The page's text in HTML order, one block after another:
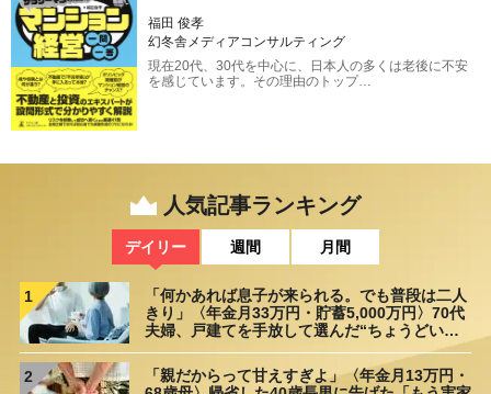
福田 俊孝
幻冬舎メディアコンサルティング
現在20代、30代を中心に、日本人の多くは老後に不安
を感じています。その理由のトップ…
人気記事ランキング
デイリー 週間 月間
1
「何かあれば息子が来られる。でも普段は二人
きり」〈年金月33万円・貯蓄5,000万円〉70代
夫婦、戸建てを手放して選んだ“ちょうどいい
2
「親だからって甘えすぎよ」〈年金月13万円・